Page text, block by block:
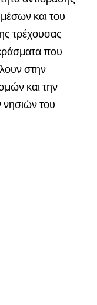
και του
τρέχουσας
που
στην
και την
του